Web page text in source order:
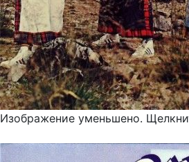
Изображение уменьшено.